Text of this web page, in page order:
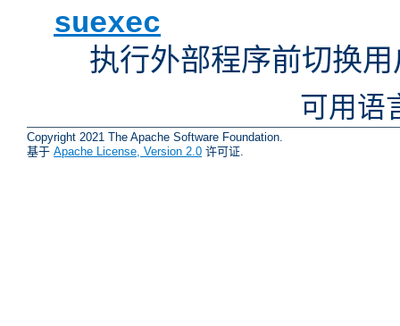
suexec
执行外部程序前切换
可用语
Copyright 2021 The Apache Software Foundation.
基于 Apache License, Version 2.0 许可证.